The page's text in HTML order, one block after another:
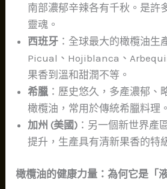
南部濃郁辛辣各有千秋。是許
靈魂。
西班牙 ：全球最大的橄欖油生
Picual、Hojiblanca、
果香到溫和甜潤不等。
希臘 ：歷史悠久，多產濃郁、
橄欖油，常用於傳統希臘料理。
加州 (美國) ：另一個新世界產
提升，生產具有清新果香的特
橄欖油的健康力量：為何它是「